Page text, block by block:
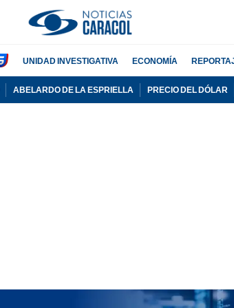
UNIDAD INVESTIGATIVA ECONOMÍA
ABELARDO DE LA ESPRIELLA PRECIO DEL DÓLAR